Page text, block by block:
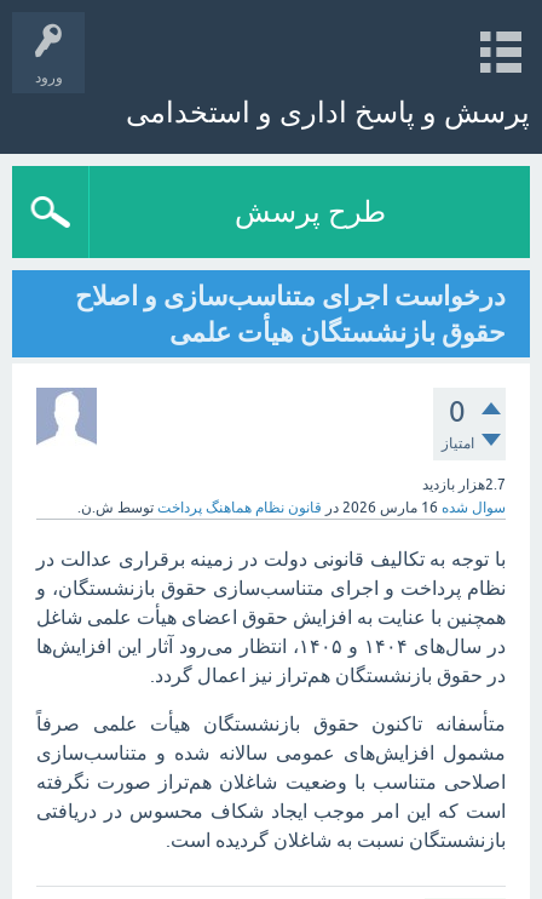
ورود
پرسش و پاسخ اداری و استخدامی
طرح پرسش
درخواست اجرای متناسب‌سازی و اصلاح
حقوق بازنشستگان هیأت علمی
0
امتیاز
2.7هزار
بازدید
سوال شده 16 مارس 2026 در قانون نظام هماهنگ پرداخت توسط ش.ن.
با توجه به تکالیف قانونی دولت در زمینه برقراری عدالت در
نظام پرداخت و اجرای متناسب‌سازی حقوق بازنشستگان، و
همچنین با عنایت به افزایش حقوق اعضای هیأت علمی شاغل
در سال‌های ۱۴۰۴ و ۱۴۰۵، انتظار می‌رود آثار این افزایش‌ها
در حقوق بازنشستگان هم‌تراز نیز اعمال گردد.
متأسفانه تاکنون حقوق بازنشستگان هیأت علمی صرفاً
مشمول افزایش‌های عمومی سالانه شده و متناسب‌سازی
اصلاحی متناسب با وضعیت شاغلان هم‌تراز صورت نگرفته
است که این امر موجب ایجاد شکاف محسوس در دریافتی
بازنشستگان نسبت به شاغلان گردیده است.